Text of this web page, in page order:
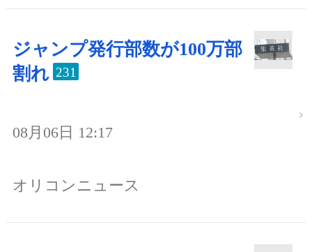
ジャンプ発行部数が100万部
割れ 231
08月06日 12:17
オリコンニュース